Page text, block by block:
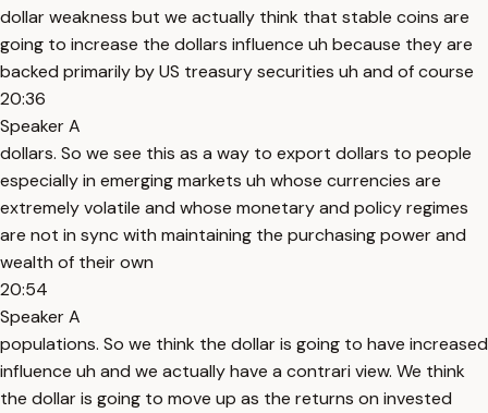
dollar weakness but we actually think that stable coins are
going to increase the dollars influence uh because they are
backed primarily by US treasury securities uh and of course
20:36
Speaker A
dollars. So we see this as a way to export dollars to people
especially in emerging markets uh whose currencies are
extremely volatile and whose monetary and policy regimes
are not in sync with maintaining the purchasing power and
wealth of their own
20:54
Speaker A
populations. So we think the dollar is going to have increased
influence uh and we actually have a contrari view. We think
the dollar is going to move up as the returns on invested